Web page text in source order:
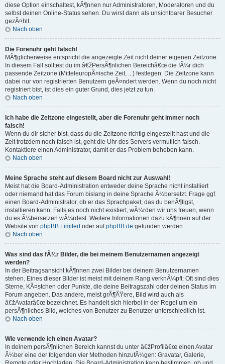
diese Option einschaltest, kÃ¶nnen nur Administratoren, Moderatoren und du
selbst deinen Online-Status sehen. Du wirst dann als unsichtbarer Besucher
gezÃ¤hlt.
Nach oben
Die Forenuhr geht falsch!
MÃ¶glicherweise entspricht die angezeigte Zeit nicht deiner eigenen Zeitzone.
In diesem Fall solltest du im â€žPersÃ¶nlichen Bereichâ€œ die fÃ¼r dich
passende Zeitzone (MitteleuropÃ¤ische Zeit, ...) festlegen. Die Zeitzone kann
dabei nur von registrierten Benutzern geÃ¤ndert werden. Wenn du noch nicht
registriert bist, ist dies ein guter Grund, dies jetzt zu tun.
Nach oben
Ich habe die Zeitzone eingestellt, aber die Forenuhr geht immer noch
falsch!
Wenn du dir sicher bist, dass du die Zeitzone richtig eingestellt hast und die
Zeit trotzdem noch falsch ist, geht die Uhr des Servers vermutlich falsch.
Kontaktiere einen Administrator, damit er das Problem beheben kann.
Nach oben
Meine Sprache steht auf diesem Board nicht zur Auswahl!
Meist hat die Board-Administration entweder deine Sprache nicht installiert
oder niemand hat das Forum bislang in deine Sprache Ã¼bersetzt. Frage ggf.
einen Board-Administrator, ob er das Sprachpaket, das du benÃ¶tigst,
installieren kann. Falls es noch nicht existiert, wÃ¼rden wir uns freuen, wenn
du es Ã¼bersetzen wÃ¼rdest. Weitere Informationen dazu kÃ¶nnen auf der
Website von phpBB Limited oder aufphpBB.de gefunden werden.
Nach oben
Was sind das fÃ¼r Bilder, die bei meinem Benutzernamen angezeigt
werden?
In der Beitragsansicht kÃ¶nnen zwei Bilder bei deinem Benutzernamen
stehen. Eines dieser Bilder ist meist mit deinem Rang verknÃ¼pft: Oft sind dies
Sterne, KÃ¤stchen oder Punkte, die deine Beitragszahl oder deinen Status im
Forum angeben. Das andere, meist grÃ¶ÃŸere, Bild wird auch als
â€žAvatarâ€œ bezeichnet. Es handelt sich hierbei in der Regel um ein
persÃ¶nliches Bild, welches von Benutzer zu Benutzer unterschiedlich ist.
Nach oben
Wie verwende ich einen Avatar?
In deinem persÃ¶nlichen Bereich kannst du unter â€žProfilâ€œ einen Avatar
Ã¼ber eine der folgenden vier Methoden hinzufÃ¼gen: Gravatar, Galerie,